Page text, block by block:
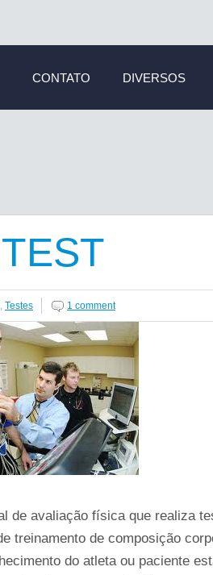
CONTATO DIVERSOS
, Testes 1 comment
de avaliação física que realiza
treinamento de composição
do atleta ou paciente